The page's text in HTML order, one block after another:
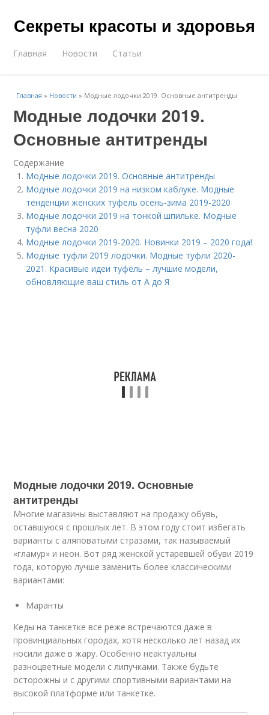
Секреты красоты и здоровья
Главная Новости Статьи
Главная » Новости » Модные лодочки 2019. Основные антитренды
Модные лодочки 2019.
Основные антитренды
Содержание
Модные лодочки 2019. Основные антитренды
Модные лодочки 2019 на низком каблуке. Модные
тенденции женских туфель осень-зима 2019-2020
Модные лодочки 2019 на тонкой шпильке. Модные
туфли весна 2020
Модные лодочки 2019-2020. Новинки 2019 – 2020 года!
Модные туфли 2019 лодочки. Модные туфли 2020-
2021. Красивые идеи туфель – лучшие модели,
обновляющие ваш стиль от А до Я
Модные лодочки 2019. Основные
антитренды
Многие магазины выставляют на продажу обувь,
оставшуюся с прошлых лет. В этом году стоит избегать
варианты с аляповатыми стразами, так называемый
«гламур» и неон. Вот ряд женской устаревшей обуви 2019
года, которую лучше заменить более классическими
вариантами:
Маранты
Кеды на танкетке все реже встречаются даже в
провинциальных городах, хотя несколько лет назад их
носили даже в жару. Особенно неактуальны
разноцветные модели с липучками. Также будьте
осторожны и с другими спортивными вариантами на
высокой платформе или танкетке.